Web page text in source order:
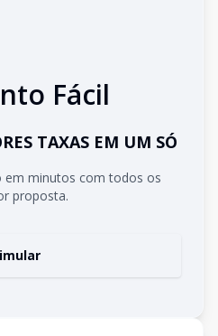
Fácil
TAXAS EM UM SÓ
em minutos com todos os
proposta.